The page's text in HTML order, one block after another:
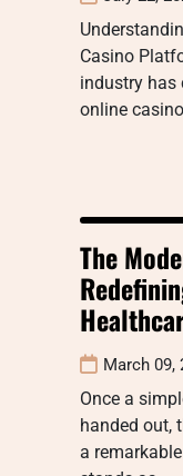
Casino
industry has
online
The
March 09,
Once a
handed out,
a